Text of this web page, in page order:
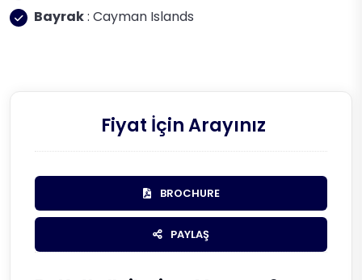
Bayrak: Cayman Islands
Fiyat İçin Arayınız
BROCHURE
PAYLAŞ